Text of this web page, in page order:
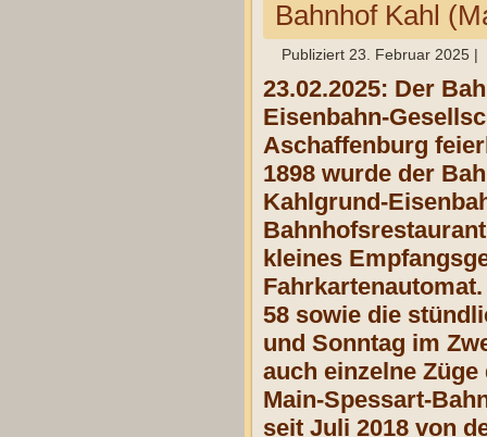
Bahnhof Kahl
Publiziert 23. Februar 2025 |
23.02.2025: Der
Eisenbahn-
Aschaffenburg
1898 wurde der
Kahlgrund-
kleines
58 sowie die
und Sonntag im
auch einzelne
Main-Spessart-
seit Juli 2018 von